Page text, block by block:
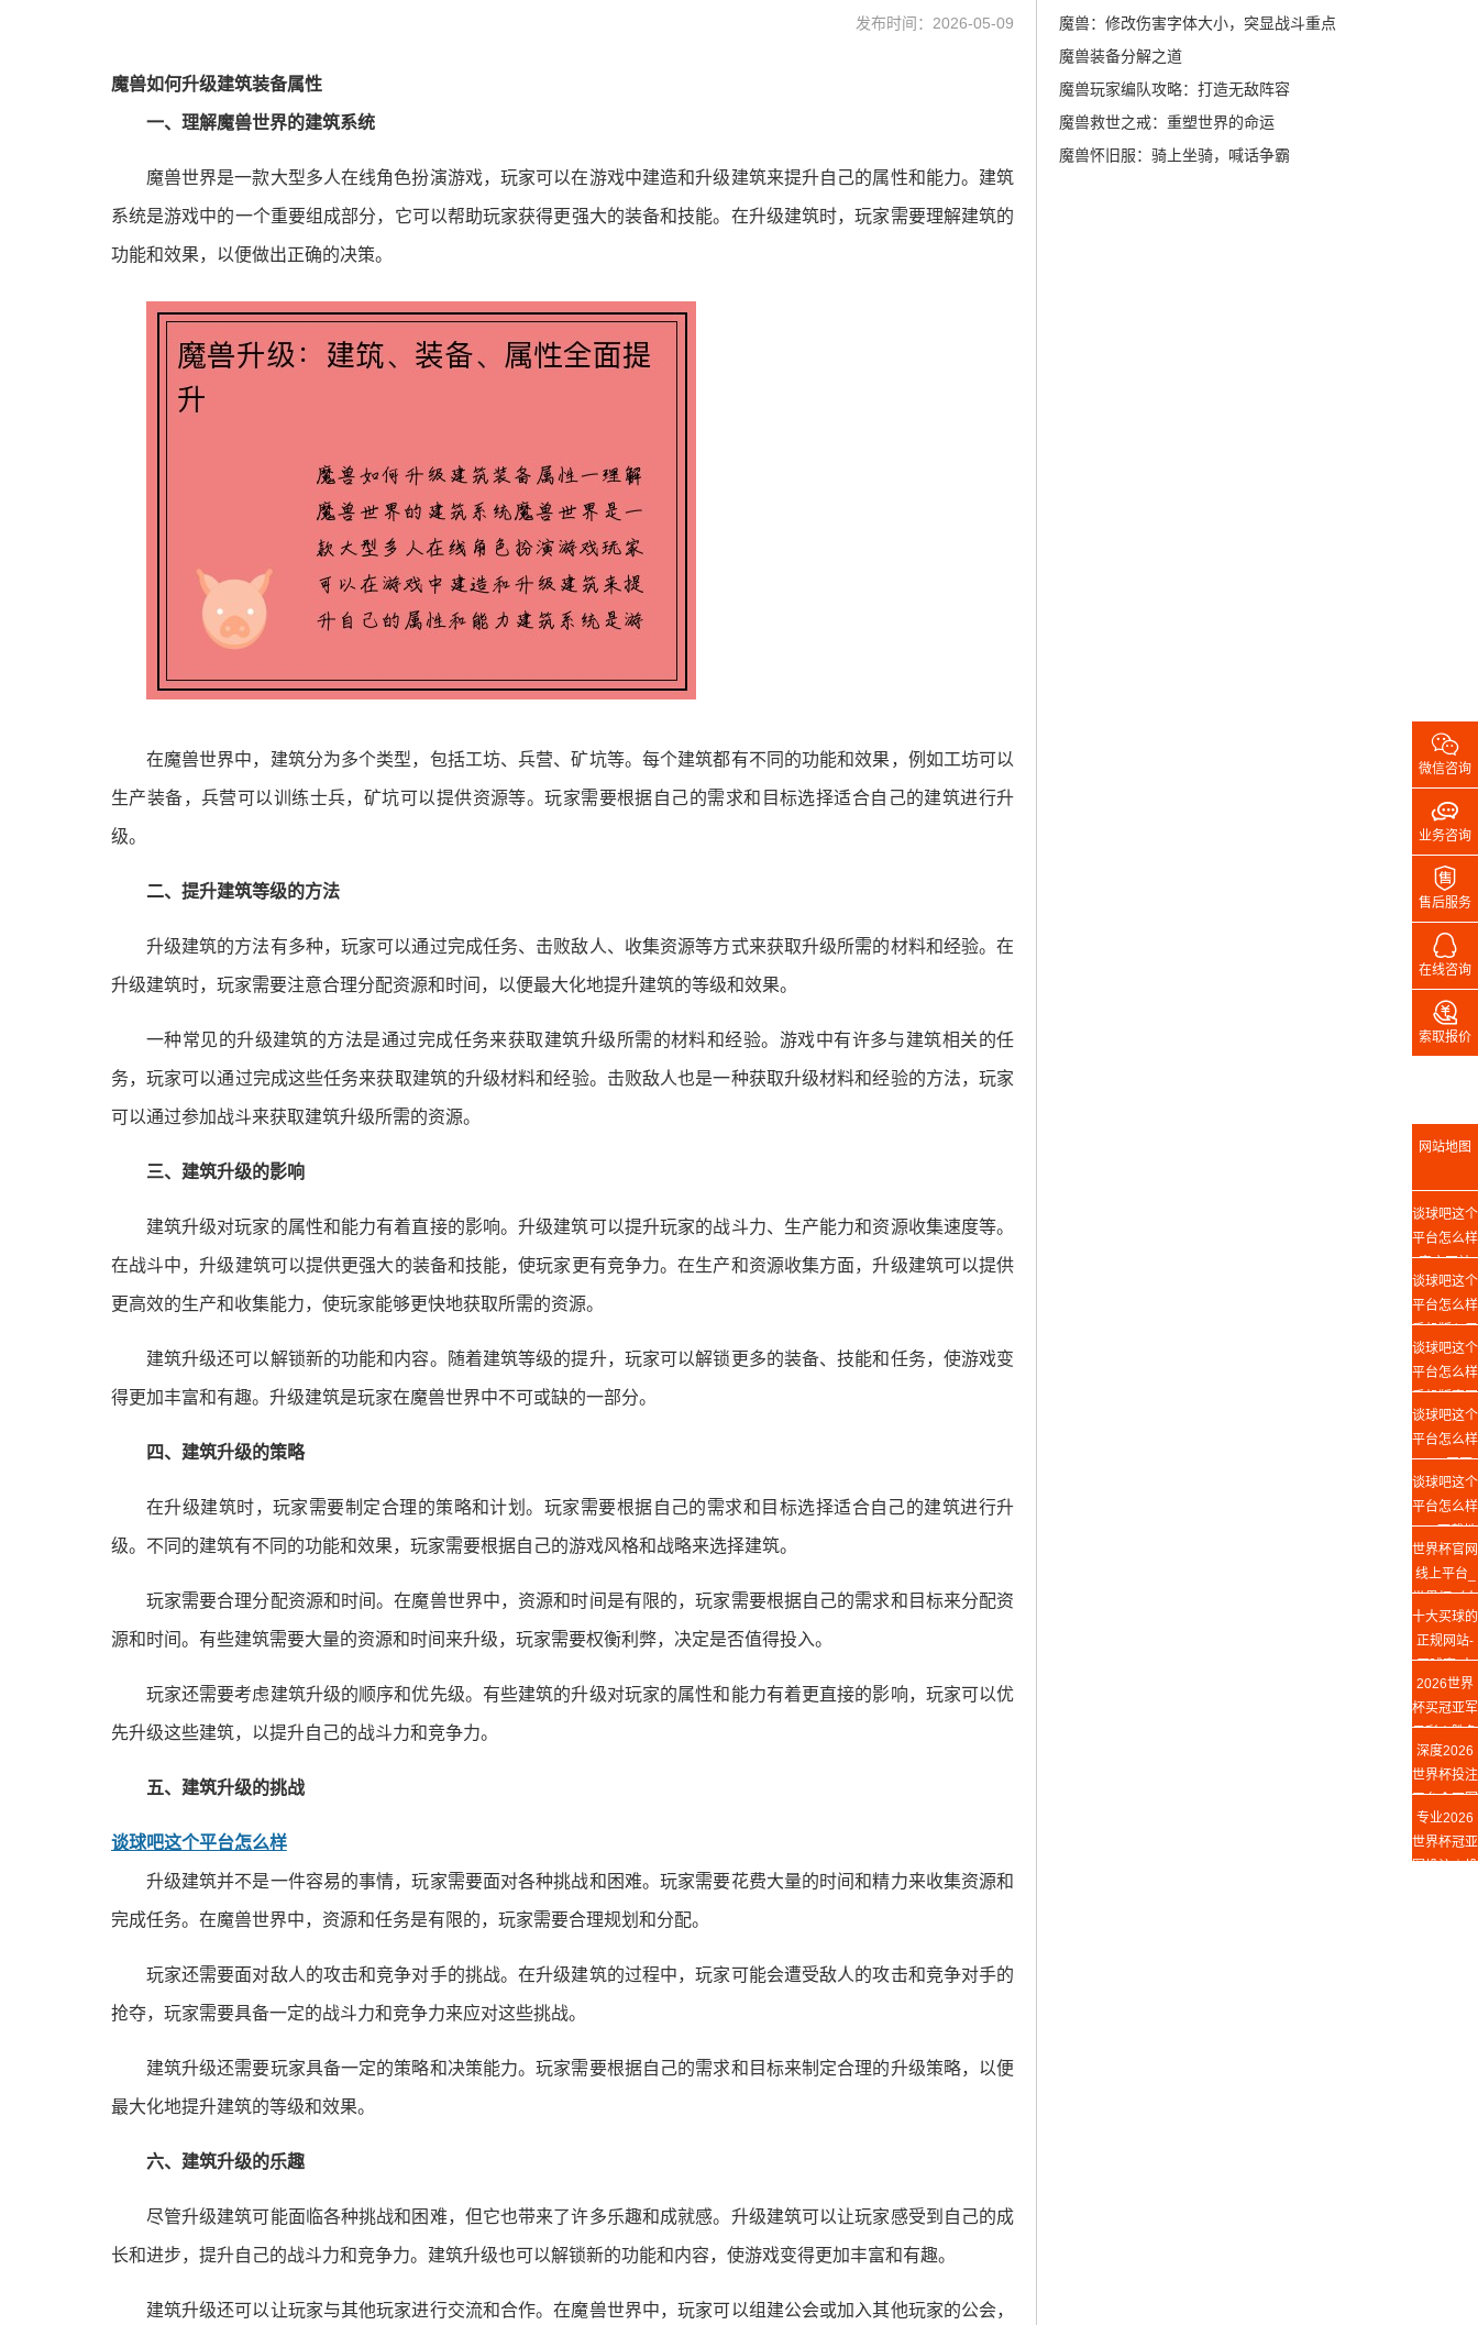
发布时间：2026-05-09
魔兽如何升级建筑装备属性
一、理解魔兽世界的建筑系统
魔兽世界是一款大型多人在线角色扮演游戏，玩家可以在游戏中建造和升级建筑来提升自己的属性和能力。建筑
系统是游戏中的一个重要组成部分，它可以帮助玩家获得更强大的装备和技能。在升级建筑时，玩家需要理解建筑的
功能和效果，以便做出正确的决策。
在魔兽世界中，建筑分为多个类型，包括工坊、兵营、矿坑等。每个建筑都有不同的功能和效果，例如工坊可以
生产装备，兵营可以训练士兵，矿坑可以提供资源等。玩家需要根据自己的需求和目标选择适合自己的建筑进行升
级。
二、提升建筑等级的方法
升级建筑的方法有多种，玩家可以通过完成任务、击败敌人、收集资源等方式来获取升级所需的材料和经验。在
升级建筑时，玩家需要注意合理分配资源和时间，以便最大化地提升建筑的等级和效果。
一种常见的升级建筑的方法是通过完成任务来获取建筑升级所需的材料和经验。游戏中有许多与建筑相关的任
务，玩家可以通过完成这些任务来获取建筑的升级材料和经验。击败敌人也是一种获取升级材料和经验的方法，玩家
可以通过参加战斗来获取建筑升级所需的资源。
三、建筑升级的影响
建筑升级对玩家的属性和能力有着直接的影响。升级建筑可以提升玩家的战斗力、生产能力和资源收集速度等。
在战斗中，升级建筑可以提供更强大的装备和技能，使玩家更有竞争力。在生产和资源收集方面，升级建筑可以提供
更高效的生产和收集能力，使玩家能够更快地获取所需的资源。
建筑升级还可以解锁新的功能和内容。随着建筑等级的提升，玩家可以解锁更多的装备、技能和任务，使游戏变
得更加丰富和有趣。升级建筑是玩家在魔兽世界中不可或缺的一部分。
四、建筑升级的策略
在升级建筑时，玩家需要制定合理的策略和计划。玩家需要根据自己的需求和目标选择适合自己的建筑进行升
级。不同的建筑有不同的功能和效果，玩家需要根据自己的游戏风格和战略来选择建筑。
玩家需要合理分配资源和时间。在魔兽世界中，资源和时间是有限的，玩家需要根据自己的需求和目标来分配资
源和时间。有些建筑需要大量的资源和时间来升级，玩家需要权衡利弊，决定是否值得投入。
玩家还需要考虑建筑升级的顺序和优先级。有些建筑的升级对玩家的属性和能力有着更直接的影响，玩家可以优
先升级这些建筑，以提升自己的战斗力和竞争力。
五、建筑升级的挑战
谈球吧这个平台怎么样
升级建筑并不是一件容易的事情，玩家需要面对各种挑战和困难。玩家需要花费大量的时间和精力来收集资源和
完成任务。在魔兽世界中，资源和任务是有限的，玩家需要合理规划和分配。
玩家还需要面对敌人的攻击和竞争对手的挑战。在升级建筑的过程中，玩家可能会遭受敌人的攻击和竞争对手的
抢夺，玩家需要具备一定的战斗力和竞争力来应对这些挑战。
建筑升级还需要玩家具备一定的策略和决策能力。玩家需要根据自己的需求和目标来制定合理的升级策略，以便
最大化地提升建筑的等级和效果。
六、建筑升级的乐趣
尽管升级建筑可能面临各种挑战和困难，但它也带来了许多乐趣和成就感。升级建筑可以让玩家感受到自己的成
长和进步，提升自己的战斗力和竞争力。建筑升级也可以解锁新的功能和内容，使游戏变得更加丰富和有趣。
建筑升级还可以让玩家与其他玩家进行交流和合作。在魔兽世界中，玩家可以组建公会或加入其他玩家的公会，
魔兽：修改伤害字体大小，突显战斗重点
魔兽装备分解之道
魔兽玩家编队攻略：打造无敌阵容
魔兽救世之戒：重塑世界的命运
魔兽怀旧服：骑上坐骑，喊话争霸

微信咨询

业务咨询

售后服务

在线咨询

索取报价
网站地图
谈球吧这个
平台怎么样
官方网站
谈球吧这个
平台怎么样
手机版入口
谈球吧这个
平台怎么样
手机版官网
谈球吧这个
平台怎么样
Web网页
版
谈球吧这个
平台怎么样
app下载地
址
世界杯官网
线上平台_
世界杯（中
国）
十大买球的
正规网站-
买球赛(中
国)官方网
站
2026世界
杯买冠亚军
足彩丨胜负
竞猜攻略
深度2026
世界杯投注
平台◆冠军
投注指南
专业2026
世界杯冠亚
军投注｜投